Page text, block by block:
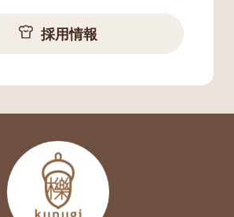
採用情報